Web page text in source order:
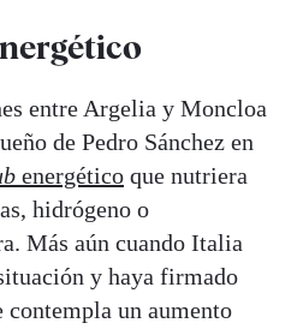
entre Argelia y Moncloa
de Pedro Sánchez en
energético que nutriera
hidrógeno o
Más aún cuando Italia
y haya firmado
contempla un aumento